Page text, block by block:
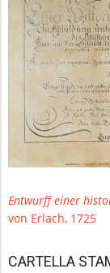
Entwurff einer
von Erlach, 1725
CARTELLA